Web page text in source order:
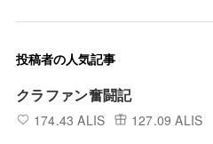
投稿者の人気記事
クラファン奮闘記
174.43 ALIS 127.09 ALIS